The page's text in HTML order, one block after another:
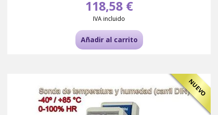
118,58 €
IVA incluido
Añadir al carrito
NUEVO